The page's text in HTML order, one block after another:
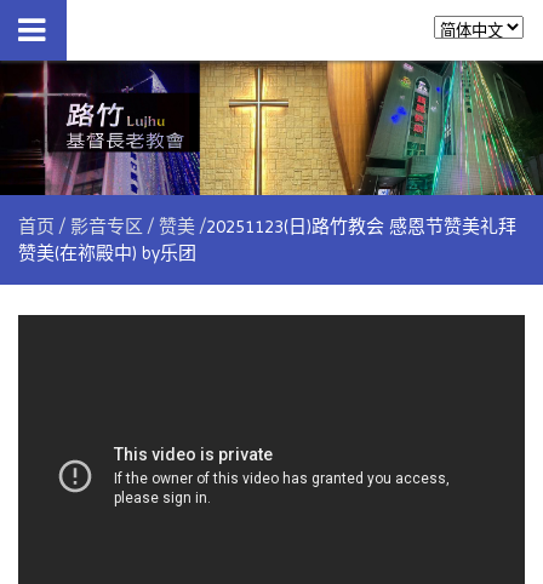
首页 影音专区 赞美 20251123(日)路竹教会 感恩节赞美礼拜
赞美(在祢殿中) by乐团